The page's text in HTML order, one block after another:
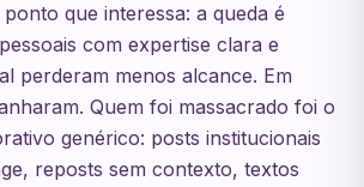
que interessa: a queda é
com expertise clara e
perderam menos alcance. Em
Quem foi massacrado foi o
genérico: posts institucionais
reposts sem contexto, textos